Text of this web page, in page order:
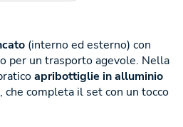
(interno ed esterno) con
per un trasporto agevole. Nella
apribottiglie in alluminio
che completa il set con un tocco